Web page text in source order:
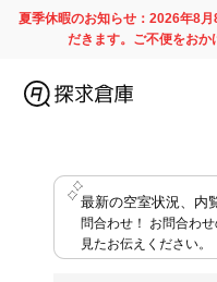
夏季休暇のお知らせ：2026年8
だきます。ご不便をおか
最新の空室状況、内
問合わせ！ お問合わ
見たお伝えください。